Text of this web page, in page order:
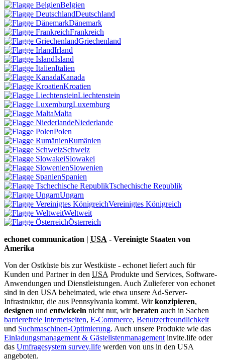
Belgien
Deutschland
Dänemark
Frankreich
Griechenland
Irland
Island
Italien
Kanada
Kroatien
Liechtenstein
Luxemburg
Malta
Niederlande
Polen
Rumänien
Schweiz
Slowakei
Slowenien
Spanien
Tschechische Republik
Ungarn
Vereinigtes Königreich
Weltweit
Österreich
echonet communication | USA - Vereinigte Staaten von
Amerika
Von der Ostküste bis zur Westküste - echonet liefert auch für
Kunden und Partner in den USA Produkte und Services, Software-
Anwendungen und Dienstleistungen. Auch Zulieferer von echonet
sind in den USA beheimated, wie etwa unsere Ad-Server-
Infrastruktur, die aus Pennsylvania kommt. Wirkonzipieren,
designen und entwickeln nicht nur, wirberaten auch in Sachen
barrierefreie Internetseiten, E-Commerce, Benutzerfreundlichkeit
und Suchmaschinen-Optimierung. Auch unsere Produkte wie das
Einladungsmanagement & Gästelistenmanagement invite.life oder
das Umfragesystem survey.life werden von uns in den USA
angeboten.